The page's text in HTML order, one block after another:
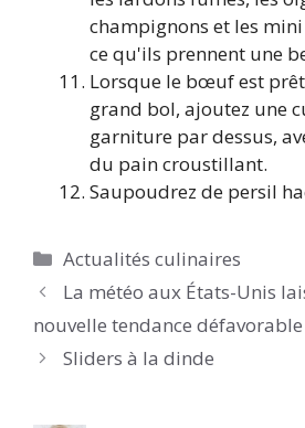
champignons et les
ce qu'ils prennent une
Lorsque le bœuf est
grand bol, ajoutez une
garniture par dessus,
du pain croustillant.
Saupoudrez de persil
Catégories
Actualités culinaires
La météo aux États-Unis
nouvelle tendance défavorable
Sliders à la dinde